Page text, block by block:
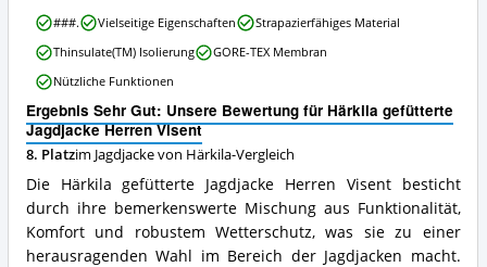
Härkila
erhältlich?
Ergebnis Sehr Gut: Unsere Bewertung für Härkila gefütterte
Jagdjacke Herren Visent
8. Platzim Jagdjacke von Härkila-Vergleich
Die Härkila gefütterte Jagdjacke Herren Visent besticht
durch ihre bemerkenswerte Mischung aus Funktionalität,
Komfort und robustem Wetterschutz, was sie zu einer
herausragenden Wahl im Bereich der Jagdjacken macht.
Härkila
gefütterte
Jagdjacke
Herren
Visent
Vorteile:
Was
spricht
für
diese
Jagdjacke
von
Härkila?
###. Vielseitige Eigenschaften
Strapazierfähiges Material
Thinsulate(TM) Isolierung
GORE-TEX Membran
Nützliche Funktionen